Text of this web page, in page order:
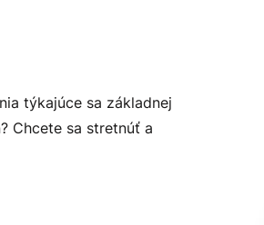
týkajúce sa základnej
Chcete sa stretnúť a